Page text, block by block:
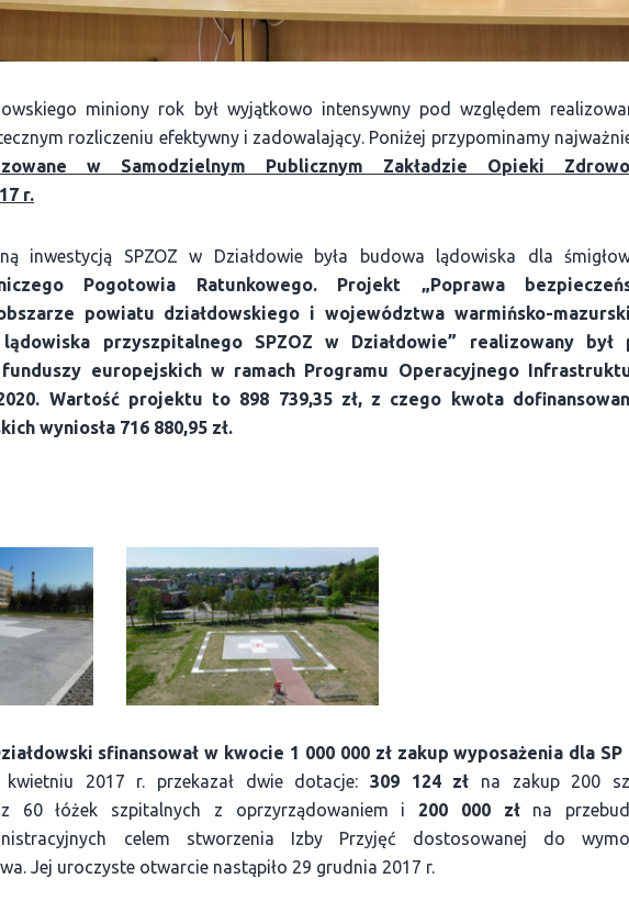
miniony rok był wyjątkowo intensywny pod względem
rozliczeniu efektywny i zadowalający. Poniżej przypominamy
w Samodzielnym Publicznym Zakładzie Opieki
r.
inwestycją SPZOZ w Działdowie była budowa lądowiska dla
Pogotowia Ratunkowego. Projekt „Poprawa
powiatu działdowskiego i województwa warmińsko-
przyszpitalnego SPZOZ w Działdowie” realizowany był
europejskich w ramach Programu Operacyjnego
Wartość projektu to 898 739,35 zł, z czego kwota
wyniosła 716 880,95 zł.
sfinansował w kwocie 1 000 000 zł zakup wyposażenia dla SP
kwietniu 2017 r. przekazał dwie dotacje: 309 124 zł na zakup 200
60 łóżek szpitalnych z oprzyrządowaniem i 200 000 złna
celem stworzenia Izby Przyjęć dostosowanej do
Jej uroczyste otwarcie nastąpiło 29 grudnia 2017 r.